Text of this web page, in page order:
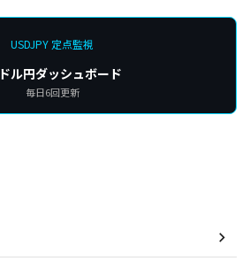
USDJPY 定点監視
ドル円ダッシュボード
毎日6回更新